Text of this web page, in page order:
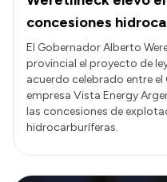
concesiones
El Gobernador Alberto
provincial el proyecto de
acuerdo celebrado entre
empresa Vista Energy
las concesiones de
hidrocarburíferas.